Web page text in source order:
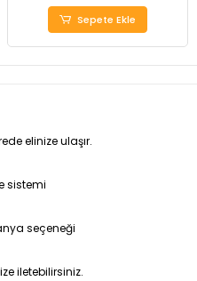
Sepete Ekle
elinize ulaşır.
sistemi
seçeneği
iletebilirsiniz.